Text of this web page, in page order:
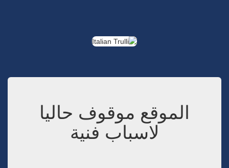
الموقع موقوف حاليا
لاسباب فنية